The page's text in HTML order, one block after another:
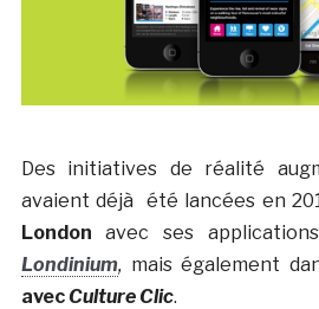
Des initiatives de réalité
avaient déjà été lancées en
London avec ses
Londinium, mais également
avecCulture Clic.